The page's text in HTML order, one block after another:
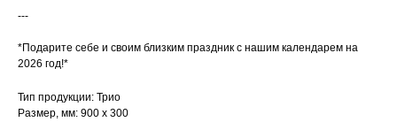
---
*Подарите себе и своим близким праздник с нашим календарем на
2026 год!*
Тип продукции: Трио
Размер, мм: 900 х 300